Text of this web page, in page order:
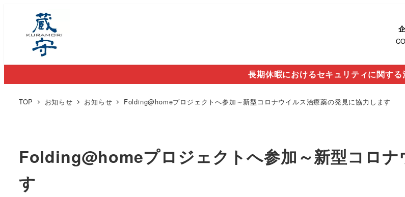
長期休暇におけるセキュリティに関する
TOP お知らせ お知らせ Folding@homeプロジェクトへ参加～新型コロナウイルス治療薬の発見に協力します
Folding@homeプロジェクトへ参加～新型コロナ
す